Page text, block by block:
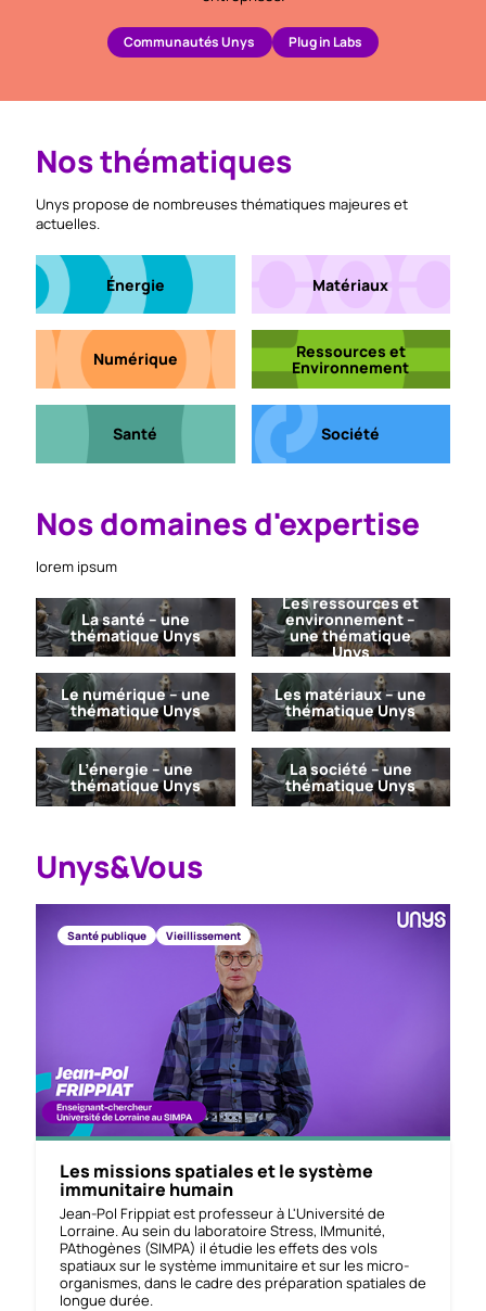
Communautés Unys Plug in Labs
Nos thématiques
Unys propose de nombreuses thématiques majeures et
actuelles.
Énergie Matériaux
Numérique Ressources et
Environnement
Santé Société
Nos domaines d'expertise
lorem ipsum
La santé – une
thématique Unys
Les ressources et
environnement –
une thématique
Unys
Le numérique – une
thématique Unys
Les matériaux – une
thématique Unys
L’énergie – une
thématique Unys
La société – une
thématique Unys
Unys&Vous
Santé publique Vieillissement
Les missions spatiales et le système
immunitaire humain
Jean-Pol Frippiat est professeur à L'Université de
Lorraine. Au sein du laboratoire Stress, IMmunité,
PAthogènes (SIMPA) il étudie les effets des vols
spatiaux sur le système immunitaire et sur les micro-
organismes, dans le cadre des préparation spatiales de
longue durée.